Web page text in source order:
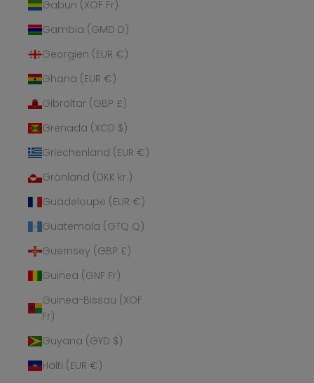
Gabun (XOF Fr)
Gambia (GMD D)
Georgien (EUR €)
Ghana (EUR €)
Gibraltar (GBP £)
Grenada (XCD $)
Griechenland (EUR €)
Grönland (DKK kr.)
Guadeloupe (EUR €)
Guatemala (GTQ Q)
Guernsey (GBP £)
Guinea (GNF Fr)
Guinea-Bissau (XOF
Fr)
Guyana (GYD $)
Haiti (EUR €)